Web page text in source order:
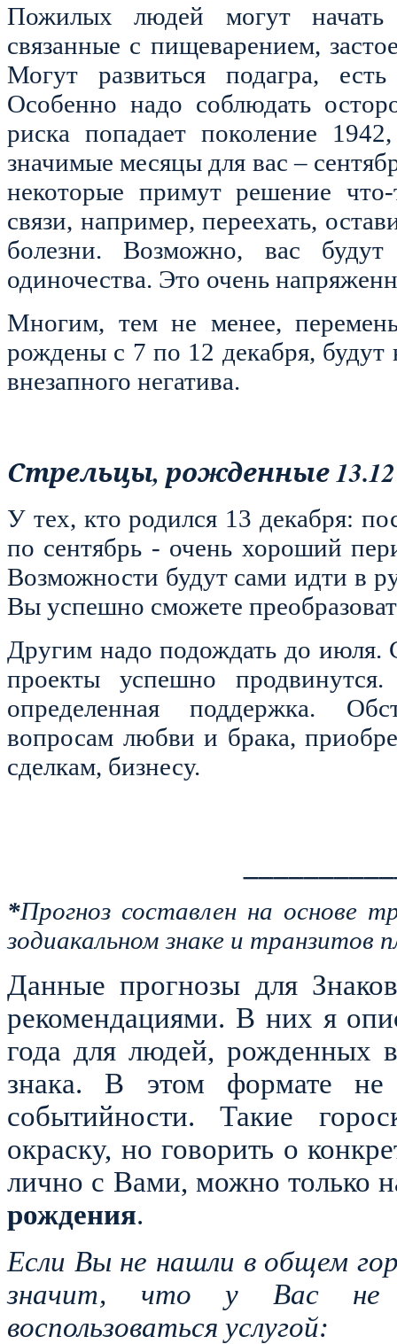
Пожилых людей могут начать
связанные с пищеварением,
Могут развиться подагра,
Особенно надо соблюдать
риска попадает поколение
значимые месяцы для вас –
некоторые примут решение
связи, например, переехать,
болезни. Возможно, вас
одиночества. Это очень
Многим, тем не менее,
рождены с 7 по 12 декабря, будут
внезапного негатива.
Стрельцы, рожденные 13.12
У тех, кто родился 13 декабря:
по сентябрь - очень хороший
Возможности будут сами идти в
Вы успешно сможете
Другим надо подождать до июля.
проекты успешно
определенная поддержка.
вопросам любви и брака,
сделкам, бизнесу.
*Прогноз составлен на основе
зодиакальном знаке и транзитов
Данные прогнозы для
рекомендациями. В них я
года для людей, рожденных
знака. В этом формате не
событийности. Такие
окраску, но говорить о
лично с Вами, можно только
рождения.
Если Вы не нашли в общем
значит, что у Вас не
воспользоваться услугой: